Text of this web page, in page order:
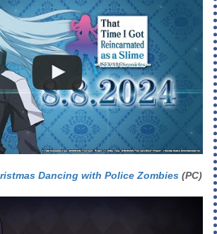
Dancing with Police Zombies (PC)